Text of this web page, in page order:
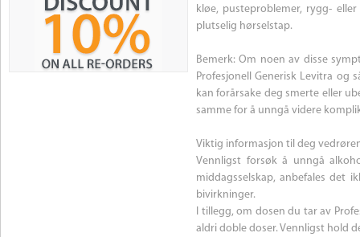
kløe, pusteproblemer, rygg-
plutselig hørselstap.
Bemerk: Om noen av disse
Profesjonell Generisk Levitra og
kan forårsake deg smerte eller
samme for å unngå videre
Viktig informasjon til deg
Vennligst forsøk å unngå
middagsselskap, anbefales det
bivirkninger.
I tillegg, om dosen du tar av
aldri doble doser. Vennligst hold